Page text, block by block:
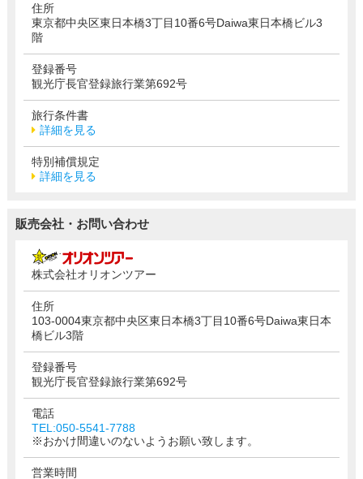
住所
東京都中央区東日本橋3丁目10番6号Daiwa東日本橋ビル3
階
登録番号
観光庁長官登録旅行業第692号
旅行条件書
詳細を見る
特別補償規定
詳細を見る
販売会社・お問い合わせ
株式会社オリオンツアー
住所
103-0004東京都中央区東日本橋3丁目10番6号Daiwa東日本
橋ビル3階
登録番号
観光庁長官登録旅行業第692号
電話
TEL:050-5541-7788
※おかけ間違いのないようお願い致します。
営業時間